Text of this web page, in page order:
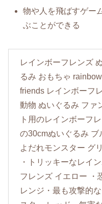
物や人を飛ばすゲー
ぶことができる
レインボーフレンズ
るみ おもちゃ rainbow
friends レインボーフ
動物 ぬいぐるみ ファ
ト用のレインボーフ
の30cmぬいぐるみ ブ
よだれモンスター グ
・トリッキーなレイ
フレンズ イエロー ・
レンジ・最も攻撃的